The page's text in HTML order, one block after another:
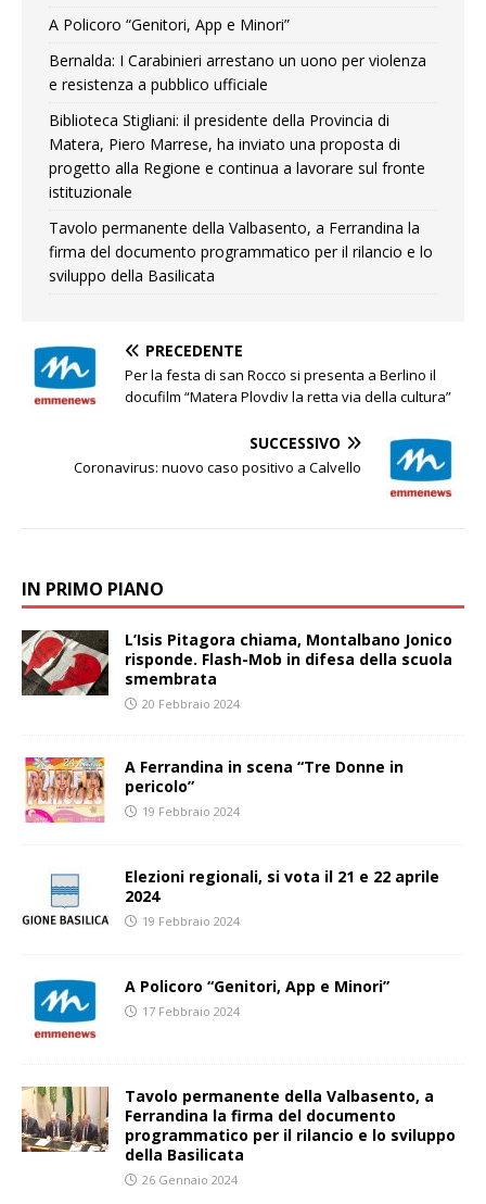
A Policoro “Genitori, App e Minori”
Bernalda: I Carabinieri arrestano un uono per violenza
e resistenza a pubblico ufficiale
Biblioteca Stigliani: il presidente della Provincia di
Matera, Piero Marrese, ha inviato una proposta di
progetto alla Regione e continua a lavorare sul fronte
istituzionale
Tavolo permanente della Valbasento, a Ferrandina la
firma del documento programmatico per il rilancio e lo
sviluppo della Basilicata
PRECEDENTE
Per la festa di san Rocco si presenta a Berlino il
docufilm “Matera Plovdiv la retta via della cultura”
SUCCESSIVO
Coronavirus: nuovo caso positivo a Calvello
IN PRIMO PIANO
L’Isis Pitagora chiama, Montalbano Jonico
risponde. Flash-Mob in difesa della scuola
smembrata
20 Febbraio 2024
A Ferrandina in scena “Tre Donne in
pericolo”
19 Febbraio 2024
Elezioni regionali, si vota il 21 e 22 aprile
2024
19 Febbraio 2024
A Policoro “Genitori, App e Minori”
17 Febbraio 2024
Tavolo permanente della Valbasento, a
Ferrandina la firma del documento
programmatico per il rilancio e lo sviluppo
della Basilicata
26 Gennaio 2024